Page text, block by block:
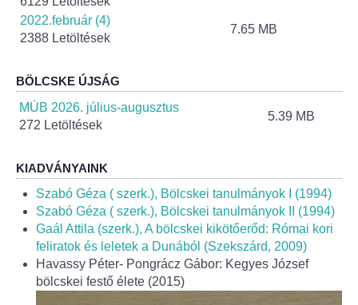
Szerződések
Helyi Esélyegyenlőség Program
Alapítványok
Helyi Építési Szabályzat
INTÉZMÉNYEK
Bölcskei Mesevár Óvoda és Bölcsőde
Óvodakert
2022.február (4)
2388 Letöltések
7.65 MB
BÖLCSKE ÚJSÁG
MÚB 2026. július-augusztus
272 Letöltések
5.39 MB
KIADVÁNYAINK
Szabó Géza ( szerk.), Bölcskei tanulmányok I (1994)
Szabó Géza ( szerk.), Bölcskei tanulmányok II (1994)
Gaál Attila (szerk.), A bölcskei kikötőerőd: Római kori
feliratok és leletek a Dunából (Szekszárd, 2009)
Havassy Péter- Pongrácz Gábor: Kegyes József
bölcskei festő élete (2015)